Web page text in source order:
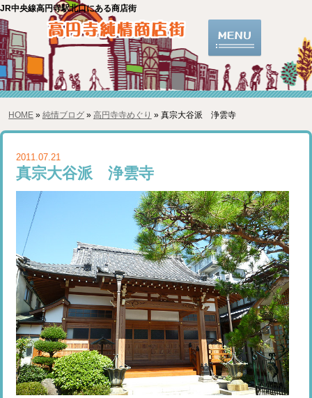
JR中央線高円寺駅北口にある商店街
HOME »純情ブログ» 高円寺寺めぐり » 真宗大谷派 浄雲寺
2011.07.21
真宗大谷派 浄雲寺